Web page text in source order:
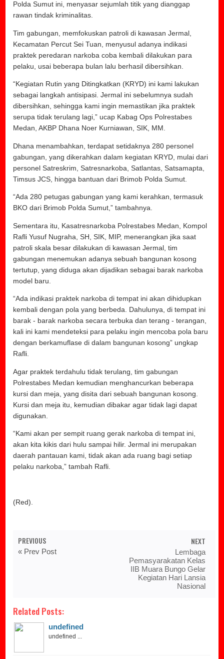
Polda Sumut ini, menyasar sejumlah titik yang dianggap
rawan tindak kriminalitas.
Tim gabungan, memfokuskan patroli di kawasan Jermal,
Kecamatan Percut Sei Tuan, menyusul adanya indikasi
praktek peredaran narkoba coba kembali dilakukan para
pelaku, usai beberapa bulan lalu berhasil dibersihkan.
“Kegiatan Rutin yang Ditingkatkan (KRYD) ini kami lakukan
sebagai langkah antisipasi. Jermal ini sebelumnya sudah
dibersihkan, sehingga kami ingin memastikan jika praktek
serupa tidak terulang lagi,” ucap Kabag Ops Polrestabes
Medan, AKBP Dhana Noer Kurniawan, SIK, MM.
Dhana menambahkan, terdapat setidaknya 280 personel
gabungan, yang dikerahkan dalam kegiatan KRYD, mulai dari
personel Satreskrim, Satresnarkoba, Satlantas, Satsamapta,
Timsus JCS, hingga bantuan dari Brimob Polda Sumut.
“Ada 280 petugas gabungan yang kami kerahkan, termasuk
BKO dari Brimob Polda Sumut,” tambahnya.
Sementara itu, Kasatresnarkoba Polrestabes Medan, Kompol
Rafli Yusuf Nugraha, SH, SIK, MIP, menerangkan jika saat
patroli skala besar dilakukan di kawasan Jermal, tim
gabungan menemukan adanya sebuah bangunan kosong
tertutup, yang diduga akan dijadikan sebagai barak narkoba
model baru.
“Ada indikasi praktek narkoba di tempat ini akan dihidupkan
kembali dengan pola yang berbeda. Dahulunya, di tempat ini
barak - barak narkoba secara terbuka dan terang - terangan,
kali ini kami mendeteksi para pelaku ingin mencoba pola baru
dengan berkamuflase di dalam bangunan kosong” ungkap
Rafli.
Agar praktek terdahulu tidak terulang, tim gabungan
Polrestabes Medan kemudian menghancurkan beberapa
kursi dan meja, yang disita dari sebuah bangunan kosong.
Kursi dan meja itu, kemudian dibakar agar tidak lagi dapat
digunakan.
“Kami akan per sempit ruang gerak narkoba di tempat ini,
akan kita kikis dari hulu sampai hilir. Jermal ini merupakan
daerah pantauan kami, tidak akan ada ruang bagi setiap
pelaku narkoba,” tambah Rafli.
(Red).
PREVIOUS
« Prev Post
NEXT
Lembaga
Pemasyarakatan Kelas
IIB Muara Bungo Gelar
Kegiatan Hari Lansia
Nasional
Related Posts:
undefined
undefined ...